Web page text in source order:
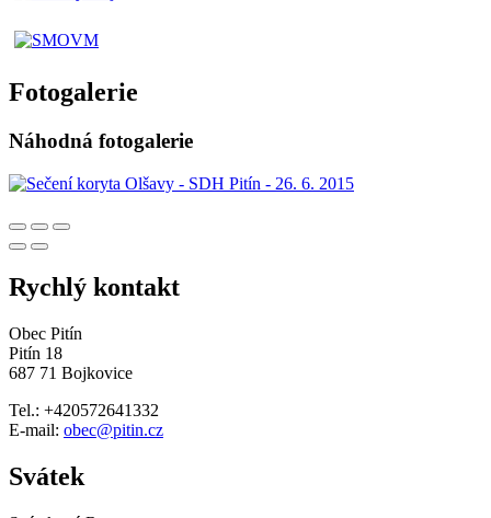
Fotogalerie
Náhodná fotogalerie
Rychlý kontakt
Obec Pitín
Pitín 18
687 71 Bojkovice
Tel.: +420572641332
E-mail: obec@pitin.cz
Svátek